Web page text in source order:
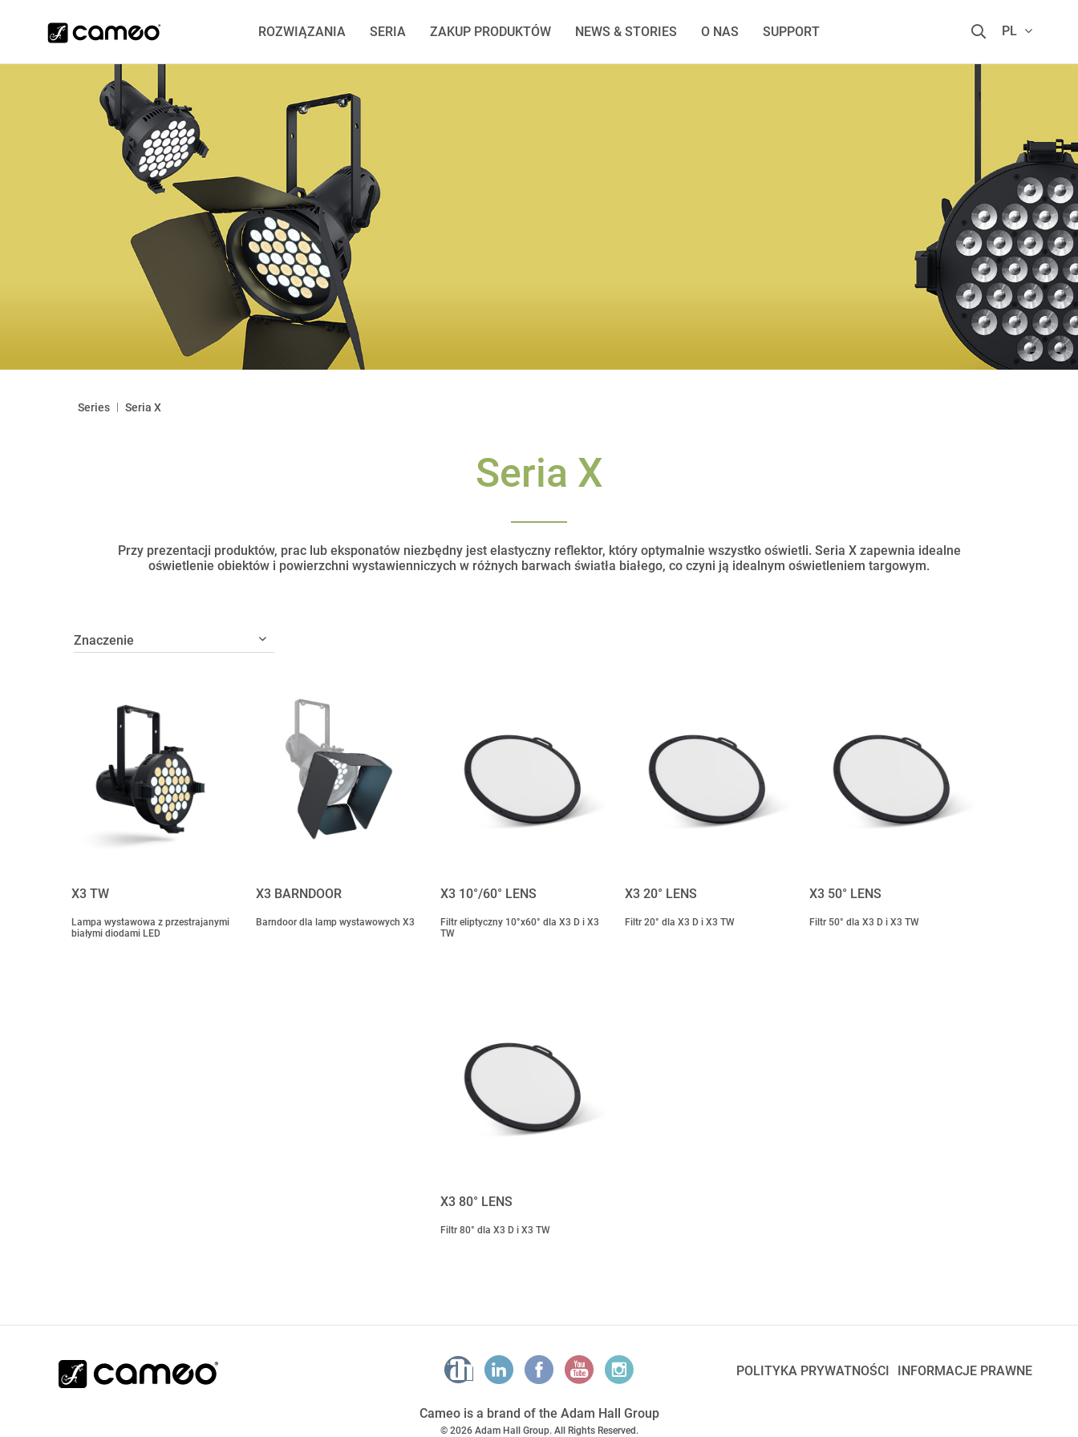
ROZWIĄZANIA SERIA ZAKUP PRODUKTÓW NEWS & STORIES O NAS SUPPORT PL
Series | Seria X
Seria X
Przy prezentacji produktów, prac lub eksponatów niezbędny jest elastyczny reflektor, który optymalnie wszystko oświetli. Seria X zapewnia idealne
oświetlenie obiektów i powierzchni wystawienniczych w różnych barwach światła białego, co czyni ją idealnym oświetleniem targowym.
X3 TW
Lampa wystawowa z przestrajanymi
białymi diodami LED
X3 BARNDOOR
Barndoor dla lamp wystawowych X3
X3 10°/60° LENS
Filtr eliptyczny 10°x60° dla X3 D i X3
TW
X3 20° LENS
Filtr 20° dla X3 D i X3 TW
X3 50° LENS
Filtr 50° dla X3 D i X3 TW
X3 80° LENS
Filtr 80° dla X3 D i X3 TW
POLITYKA PRYWATNOŚCI INFORMACJE PRAWNE
Cameo is a brand of the Adam Hall Group
© 2026 Adam Hall Group. All Rights Reserved.